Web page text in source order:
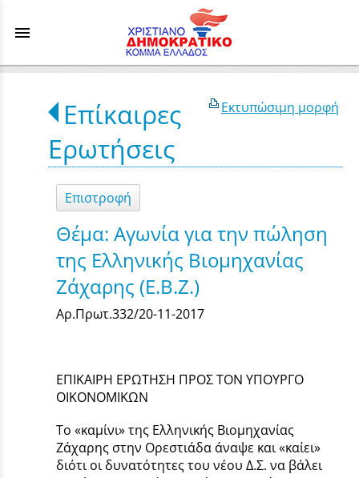
menu
Εκτυπώσιμη μορφή
Επίκαιρες
Ερωτήσεις
Επιστροφή
Θέμα: Αγωνία για την πώληση
της Ελληνικής Βιομηχανίας
Ζάχαρης (Ε.Β.Ζ.)
Αρ.Πρωτ.332/20-11-2017
ΕΠΙΚΑΙΡΗ ΕΡΩΤΗΣΗ ΠΡΟΣ ΤΟΝ ΥΠΟΥΡΓΟ
ΟΙΚΟΝΟΜΙΚΩΝ
Το «καμίνι» της Ελληνικής Βιομηχανίας
Ζάχαρης στην Ορεστιάδα άναψε και «καίει»
διότι οι δυνατότητες του νέου Δ.Σ. να βάλει